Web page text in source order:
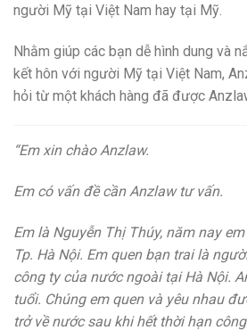
người Mỹ tại Việt Nam hay tại Mỹ.
Nhằm giúp các bạn dễ hình dung và
kết hôn với người Mỹ tại Việt Nam,
hỏi từ một khách hàng đã được
“Em xin chào Anzlaw.
Em có vấn đề cần Anzlaw tư vấn.
Em là Nguyễn Thị Thúy, năm nay
Tp. Hà Nội. Em quen bạn trai là
công ty của nước ngoài tại Hà Nội.
tuổi. Chúng em quen và yêu nhau
trở về nước sau khi hết thời hạn